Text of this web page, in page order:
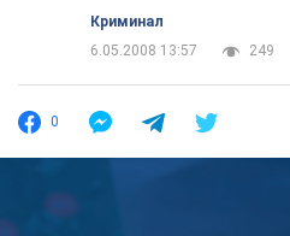
Криминал
6.05.2008 13:57
249
0